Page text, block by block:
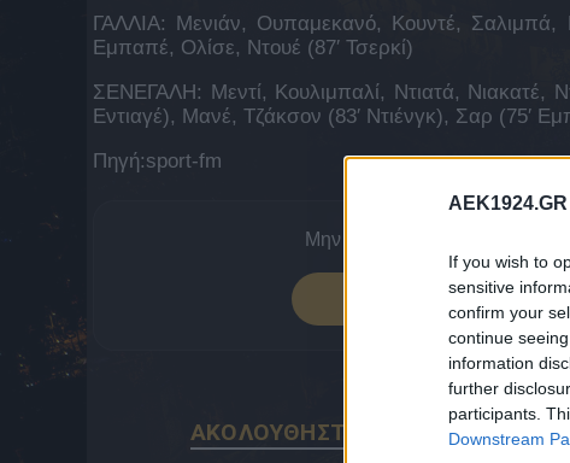
AEK1924.GR
If you wish to
sensitive
confirm your
continue
information
further
participants.
Downstream
ΓΑΛΛΙΑ: Μενιάν, Ουπαμεκανό, Κουντέ, Σαλιμπά,
Εμπαπέ, Ολίσε, Ντουέ (87′ Τσερκί)
ΣΕΝΕΓΑΛΗ: Μεντί, Κουλιμπαλί, Ντιατά, Νιακατέ,
Εντιαγέ), Μανέ, Τζάκσον (83′ Ντιένγκ), Σαρ (75′
Πηγή:sport-fm
Μην χάνεις νέα της ΑΕΚ.
ΠΡΟΣΘΕΣΕ ΤΟ
ΑΚΟΛΟΥΘΗΣΤΕ ΤΟ AEK1924 ΚΑΙ